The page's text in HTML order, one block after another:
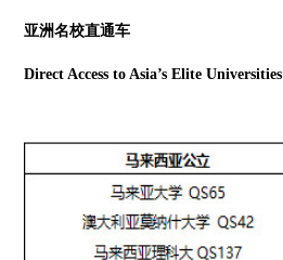
亚洲名校直通车
Direct Access to Asia’s Elite Universities